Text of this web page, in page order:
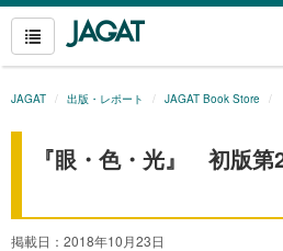
JAGAT 出版・レポート JAGAT Book Store
『眼・色・光』 初版
掲載日：2018年10月23日